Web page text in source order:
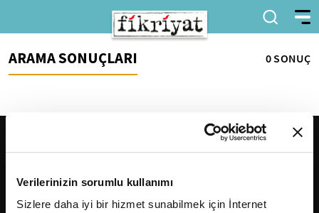
Verilerinizin sorumlu kullanımı
Sizlere daha iyi bir hizmet sunabilmek için İnternet
ARAMA SONUÇLARI 0 SONUÇ